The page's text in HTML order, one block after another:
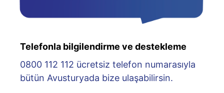
Telefonla bilgilendirme ve destekleme
0800 112 112 ücretsiz telefon numarasıyla
bütün Avusturyada bize ulaşabilirsin.